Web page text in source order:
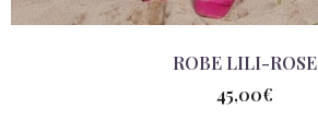
ROBE LILI-ROSE
45,00€